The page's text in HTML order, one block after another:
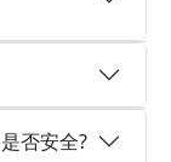
否安全?